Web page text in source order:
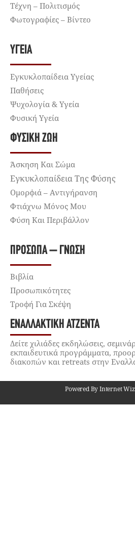
Τέχνη – Πολιτισμός
Φωτογραφίες – Βίντεο
ΥΓΕΊΑ
Εγκυκλοπαίδεια Υγείας
Παθήσεις
Ψυχολογία & Υγεία
Φυσική Υγεία
ΦΥΣΙΚΉ ΖΩΉ
Άσκηση Και Σώμα
Εγκυκλοπαίδεια Της Φύσης
Ομορφιά – Αντιγήρανση
Φτιάχνω Μόνος Μου
Φύση Και Περιβάλλον
ΠΡΌΣΩΠΑ – ΓΝΏΣΗ
Βιβλία
Προσωπικότητες
Τροφή Για Σκέψη
ΕΝΑΛΛΑΚΤΙΚΉ ΑΤΖΈΝΤΑ
Δείτε χιλιάδες εκδηλώσεις,
εκπαιδευτικά προγράμματα,
διακοπών και retreats στην
Powered By Internet